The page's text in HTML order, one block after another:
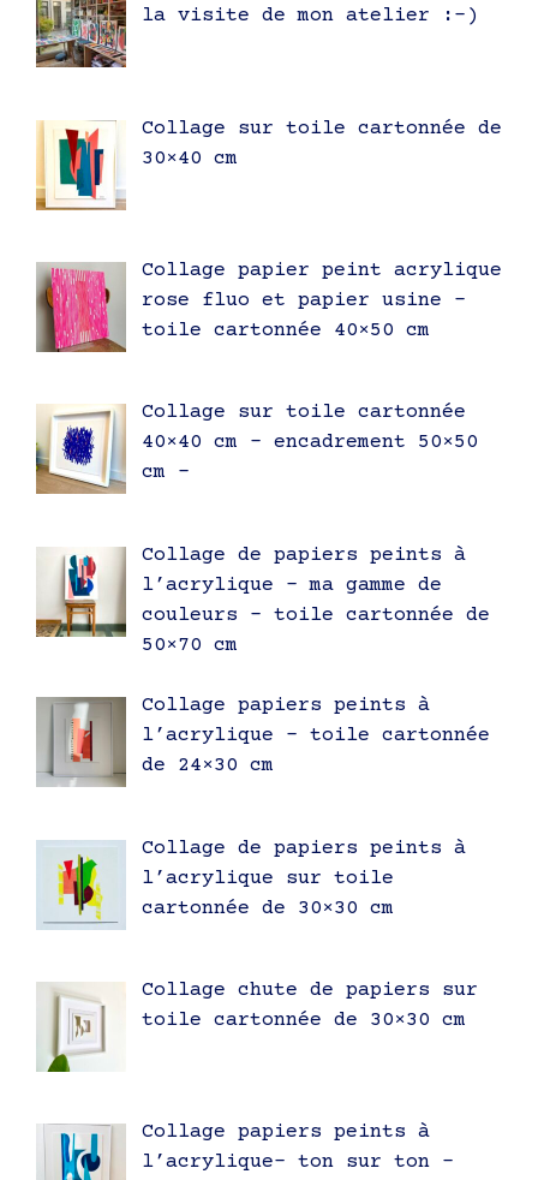
la visite de mon atelier :-)
Collage sur toile cartonnée de
30×40 cm
Collage papier peint acrylique
rose fluo et papier usine –
toile cartonnée 40×50 cm
Collage sur toile cartonnée
40×40 cm – encadrement 50×50
cm –
Collage de papiers peints à
l’acrylique – ma gamme de
couleurs – toile cartonnée de
50×70 cm
Collage papiers peints à
l’acrylique – toile cartonnée
de 24×30 cm
Collage de papiers peints à
l’acrylique sur toile
cartonnée de 30×30 cm
Collage chute de papiers sur
toile cartonnée de 30×30 cm
Collage papiers peints à
l’acrylique- ton sur ton –